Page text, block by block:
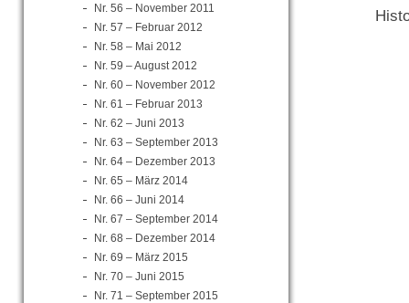
Nr. 56 – November 2011
Nr. 57 – Februar 2012
Nr. 58 – Mai 2012
Nr. 59 – August 2012
Nr. 60 – November 2012
Nr. 61 – Februar 2013
Nr. 62 – Juni 2013
Nr. 63 – September 2013
Nr. 64 – Dezember 2013
Nr. 65 – März 2014
Nr. 66 – Juni 2014
Nr. 67 – September 2014
Nr. 68 – Dezember 2014
Nr. 69 – März 2015
Nr. 70 – Juni 2015
Nr. 71 – September 2015